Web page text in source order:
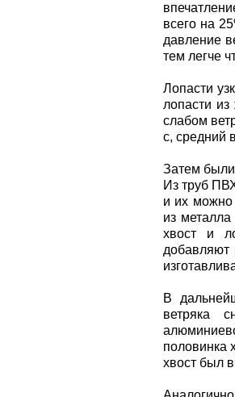
всего на
давление
тем легче
Лопасти
лопасти
слабом
с, средний
Затем
Из труб
и их можно
из
хвост и
добавляют
В
ветряка
половинка
хвост был